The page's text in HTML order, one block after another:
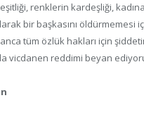
renklerin kardeşliği,
bir başkasını öldürmemesi
tüm özlük hakları için
vicdanen reddimi beyan